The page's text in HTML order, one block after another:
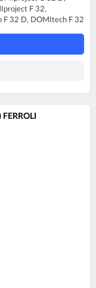
F 32,
F 32 D, DOMItech F 32